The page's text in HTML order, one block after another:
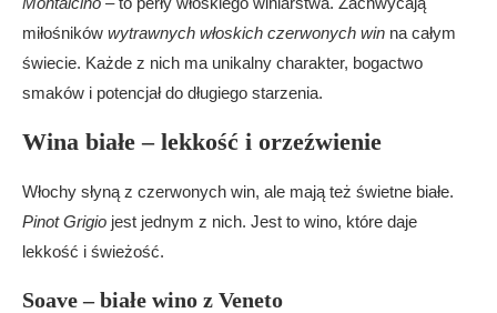
miłośników wytrawnych włoskich czerwonych win na całym
świecie. Każde z nich ma unikalny charakter, bogactwo
smaków i potencjał do długiego starzenia.
Wina białe – lekkość i orzeźwienie
Włochy słyną z czerwonych win, ale mają też świetne białe.
Pinot Grigio jest jednym z nich. Jest to wino, które daje
lekkość i świeżość.
Soave – białe wino z Veneto